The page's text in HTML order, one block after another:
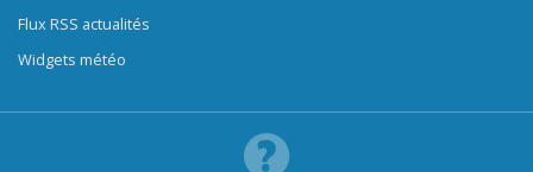
Flux RSS actualités
Widgets météo